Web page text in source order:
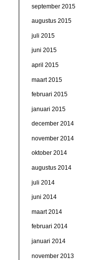
september 2015
augustus 2015
juli 2015
juni 2015
april 2015
maart 2015
februari 2015
januari 2015
december 2014
november 2014
oktober 2014
augustus 2014
juli 2014
juni 2014
maart 2014
februari 2014
januari 2014
november 2013